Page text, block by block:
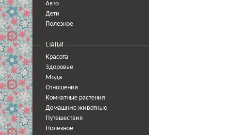
Авто
Дети
Полезное
СТАТЬИ
Красота
Здоровье
Мода
Отношения
Комнатные растения
Домашние животные
Путешествия
Полезное